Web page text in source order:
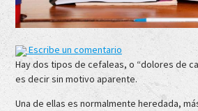
Escribe un comentario
Hay dos tipos de cefaleas, o “dolores de
es decir sin motivo aparente.
Una de ellas es normalmente heredada,